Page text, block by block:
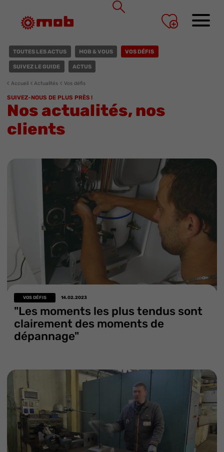
TOUTES LES ACTUS MOB & VOUS VOS DÉFIS
SUIVEZ LE GUIDE ACTUS
Accueil Actualités Vos défis
SUIVEZ-NOUS DE PLUS PRÈS !
Nos actualités, nos
clients
VOS DÉFIS 14.02.2023
"Les moments les plus tendus sont
clairement des moments de
dépannage"